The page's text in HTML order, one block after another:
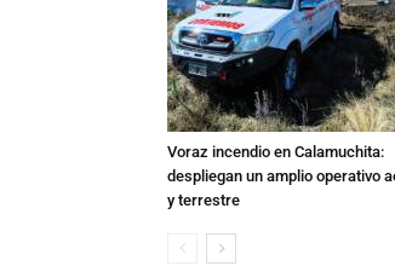
Voraz incendio en Calamuchita:
despliegan un amplio operativo
y terrestre